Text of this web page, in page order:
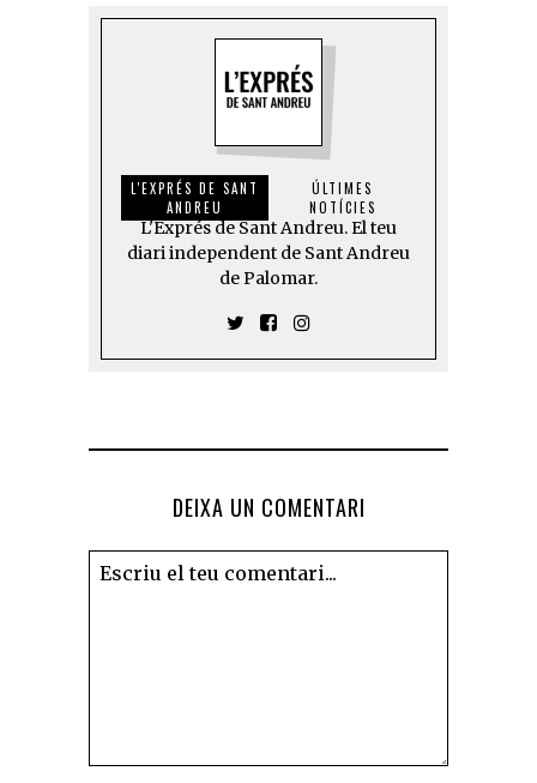
L'EXPRÉS DE SANT
ANDREU
ÚLTIMES
NOTÍCIES
L'Exprés de Sant Andreu. El teu
diari independent de Sant Andreu
de Palomar.
DEIXA UN COMENTARI